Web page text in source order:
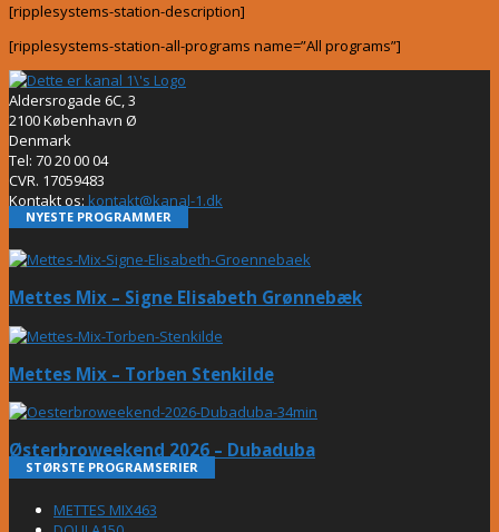
[ripplesystems-station-description]
[ripplesystems-station-all-programs name=”All programs”]
Aldersrogade 6C, 3
2100 København Ø
Denmark
Tel: 70 20 00 04
CVR. 17059483
Kontakt os: kontakt@kanal-1.dk
NYESTE PROGRAMMER
Mettes Mix – Signe Elisabeth Grønnebæk
Mettes Mix – Torben Stenkilde
Østerbroweekend 2026 – Dubaduba
STØRSTE PROGRAMSERIER
METTES MIX463